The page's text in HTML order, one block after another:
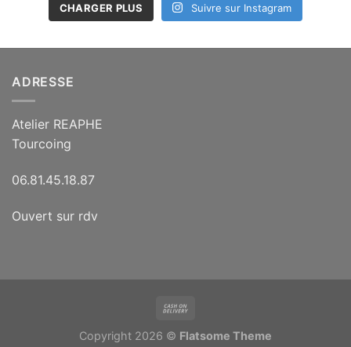
CHARGER PLUS Suivre sur Instagram
ADRESSE
Atelier REAPHE
Tourcoing
06.81.45.18.87
Ouvert sur rdv
Copyright 2026 © Flatsome Theme